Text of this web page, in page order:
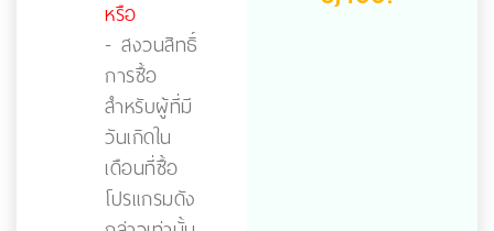
หรือ
- สงวนสิทธิ์
การซื้อ
สำหรับผู้ที่มี
วันเกิดใน
เดือนที่ซื้อ
โปรแกรมดัง